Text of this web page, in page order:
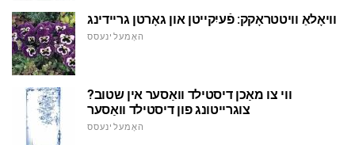
וויאָלאַ וויטטראָקק: פֿעיִקייטן און גאָרטן גריידינג
האָמעלינעסס
ווי צו מאַכן דיסטילד וואַסער אין שטוב?
צוגרייטונג פון דיסטילד וואַסער
האָמעלינעסס